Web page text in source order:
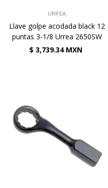
URREA
Llave golpe acodada black 12
puntas 3-1/8 Urrea 2650SW
$ 3,739.34 MXN